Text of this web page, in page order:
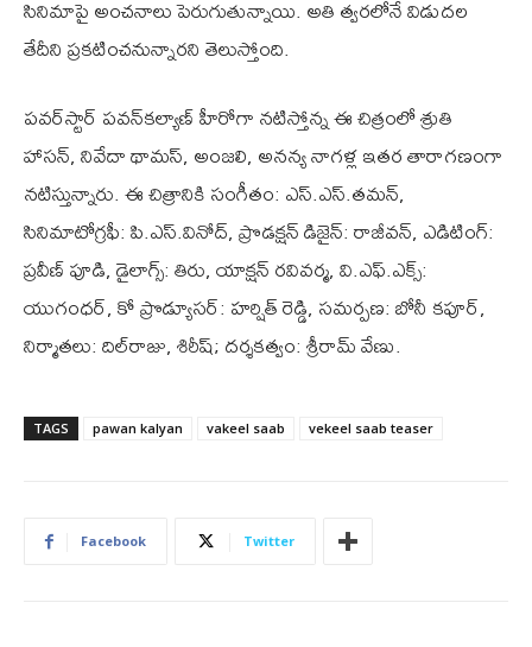
సినిమాపై అంచ‌నాలు పెరుగుతున్నాయి. అతి త్వరలోనే విడుదల
తేదీని ప్రకటించనున్నారని తెలుస్తోంది.
ప‌వ‌ర్‌స్టార్ ప‌వ‌న్‌క‌ల్యాణ్ హీరోగా న‌టిస్తోన్న ఈ చిత్రంలో శ్రుతి
హాస‌న్‌, నివేదా థామ‌స్‌, అంజ‌లి, అన‌న్య నాగ‌ళ్ల ఇత‌ర తారాగ‌ణంగా
న‌టిస్తున్నారు. ఈ చిత్రానికి సంగీతం: ఎస్‌.ఎస్‌.త‌మ‌న్‌,
సినిమాటోగ్ర‌ఫీ: పి.ఎస్‌.వినోద్‌, ప్రొడ‌క్ష‌న్ డిజైన్‌: రాజీవ‌న్‌, ఎడిటింగ్‌:
ప్ర‌వీణ్ పూడి, డైలాగ్స్‌: తిరు, యాక్ష‌న్ ర‌వివ‌ర్మ‌, వి.ఎఫ్‌.ఎక్స్‌:
యుగంధ‌ర్‌, కో ప్రొడ్యూస‌ర్‌: హ‌ర్షిత్ రెడ్డి, స‌మ‌ర్ప‌ణ‌: బోనీ క‌పూర్‌,
నిర్మాత‌లు: దిల్‌రాజు, శిరీష్; ద‌ర్శ‌క‌త్వం: శ్రీరామ్ వేణు.
TAGS pawan kalyan vakeel saab vekeel saab teaser
Facebook Twitter